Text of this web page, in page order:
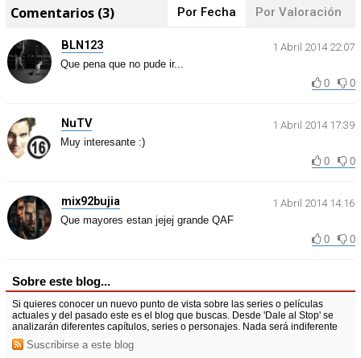
Comentarios (3) Por Fecha Por Valoración
BLN123
1 Abril 2014 22:07
Que pena que no pude ir...
0
0
NuTV
1 Abril 2014 17:39
Muy interesante :)
0
0
mix92bujia
1 Abril 2014 14:16
Que mayores estan jejej grande QAF
0
0
Sobre este blog...
Si quieres conocer un nuevo punto de vista sobre las series o películas
actuales y del pasado este es el blog que buscas. Desde 'Dale al Stop' se
analizarán diferentes capítulos, series o personajes. Nada será indiferente
Suscribirse a este blog